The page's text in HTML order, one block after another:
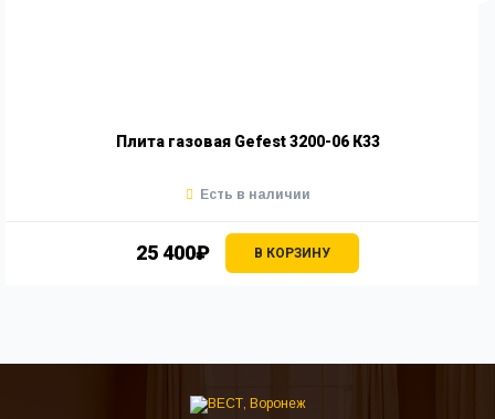
Плита газовая Gefest 3200-06 К33
25 400₽ В КОРЗИНУ
Есть в наличии